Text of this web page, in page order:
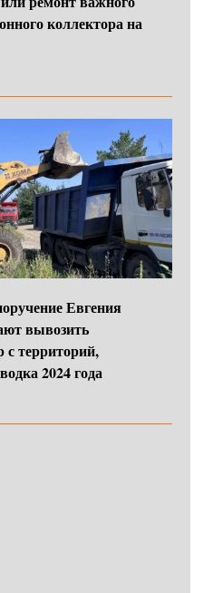
коллектора на
Евгения
вывозить
с территорий,
2024 года